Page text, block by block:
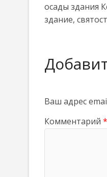
осады здания
здание,
Ваш адрес
Комментарий *